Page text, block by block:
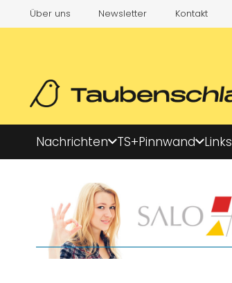
Über uns Newsletter Kontakt
Nachrichten TS+Pinnwand Links